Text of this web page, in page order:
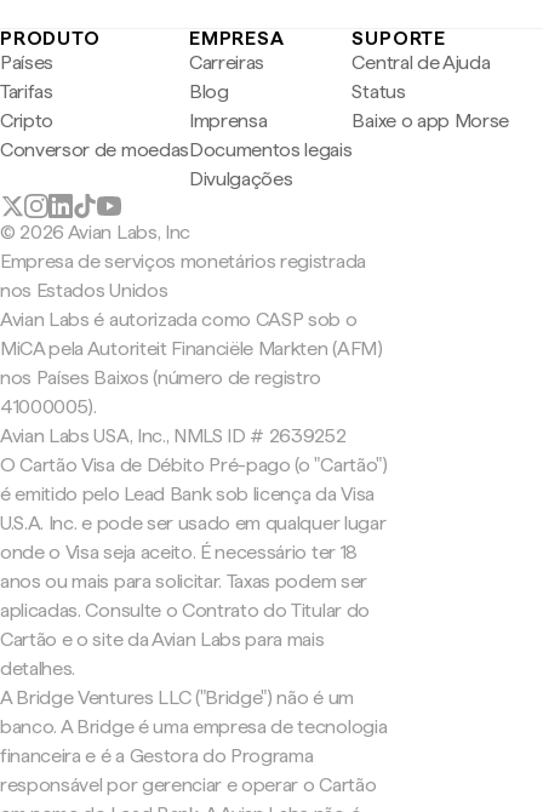
PRODUTO
Países
Tarifas
Cripto
Conversor de moedas
EMPRESA
Carreiras
Blog
Imprensa
Documentos legais
Divulgações
SUPORTE
Central de Ajuda
Status
Baixe o app Morse
© 2026 Avian Labs, Inc
Empresa de serviços monetários registrada
nos Estados Unidos
Avian Labs é autorizada como CASP sob o
MiCA pela Autoriteit Financiële Markten (AFM)
nos Países Baixos (número de registro
41000005).
Avian Labs USA, Inc., NMLS ID # 2639252
O Cartão Visa de Débito Pré-pago (o "Cartão")
é emitido pelo Lead Bank sob licença da Visa
U.S.A. Inc. e pode ser usado em qualquer lugar
onde o Visa seja aceito. É necessário ter 18
anos ou mais para solicitar. Taxas podem ser
aplicadas. Consulte o Contrato do Titular do
Cartão e o site da Avian Labs para mais
detalhes.
A Bridge Ventures LLC ("Bridge") não é um
banco. A Bridge é uma empresa de tecnologia
financeira e é a Gestora do Programa
responsável por gerenciar e operar o Cartão